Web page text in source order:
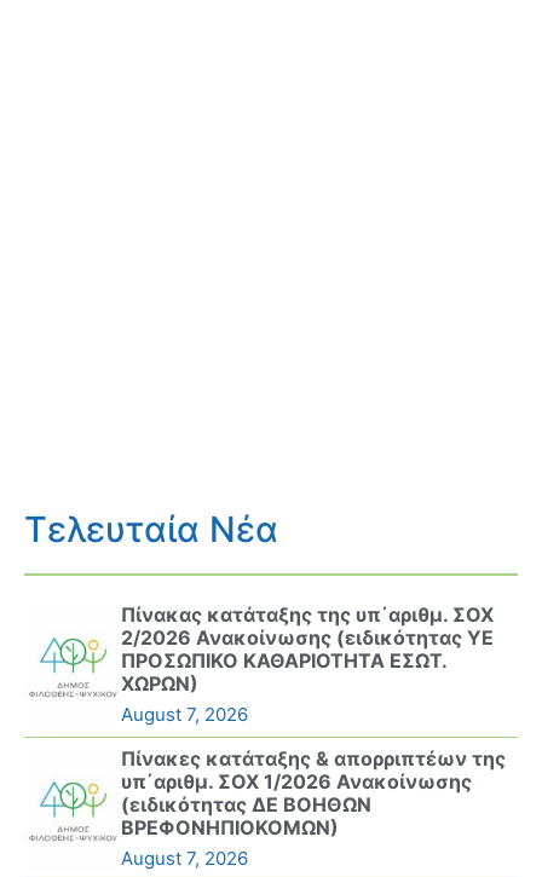
Τελευταία Νέα
Πίνακας κατάταξης της υπ΄αριθμ. ΣΟΧ
2/2026 Ανακοίνωσης (ειδικότητας ΥΕ
ΠΡΟΣΩΠΙΚΟ ΚΑΘΑΡΙΟΤΗΤΑ ΕΣΩΤ.
ΧΩΡΩΝ)
August 7, 2026
Πίνακες κατάταξης & απορριπτέων της
υπ΄αριθμ. ΣΟΧ 1/2026 Ανακοίνωσης
(ειδικότητας ΔΕ ΒΟΗΘΩΝ
ΒΡΕΦΟΝΗΠΙΟΚΟΜΩΝ)
August 7, 2026